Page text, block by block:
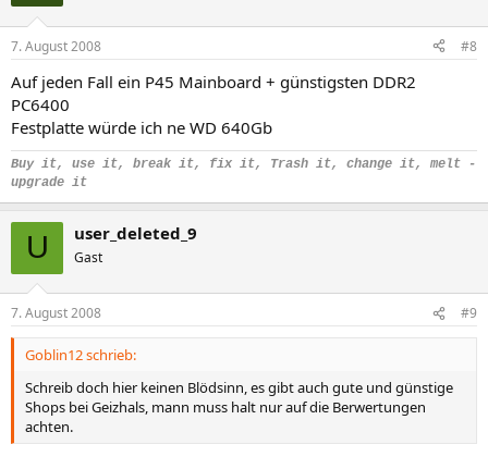
7. August 2008 #8
Auf jeden Fall ein P45 Mainboard + günstigsten DDR2
PC6400
Festplatte würde ich ne WD 640Gb
Buy it, use it, break it, fix it, Trash it, change it, melt -
upgrade it
U user_deleted_9
Gast
7. August 2008 #9
Goblin12 schrieb:
Schreib doch hier keinen Blödsinn, es gibt auch gute und günstige
Shops bei Geizhals, mann muss halt nur auf die Berwertungen
achten.